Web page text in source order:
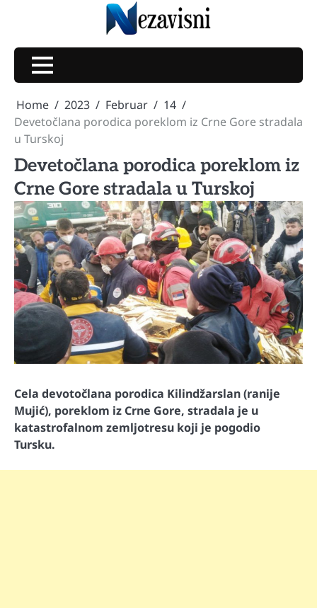
Home 2023 Februar
14
Devetočlana porodica poreklom iz Crne Gore stradala
u Turskoj
Devetočlana porodica poreklom iz
Crne Gore stradala u Turskoj
Cela devotočlana porodica Kilindžarslan (ranije
Mujić), poreklom iz Crne Gore, stradala je u
katastrofalnom zemljotresu koji je pogodio
Tursku.